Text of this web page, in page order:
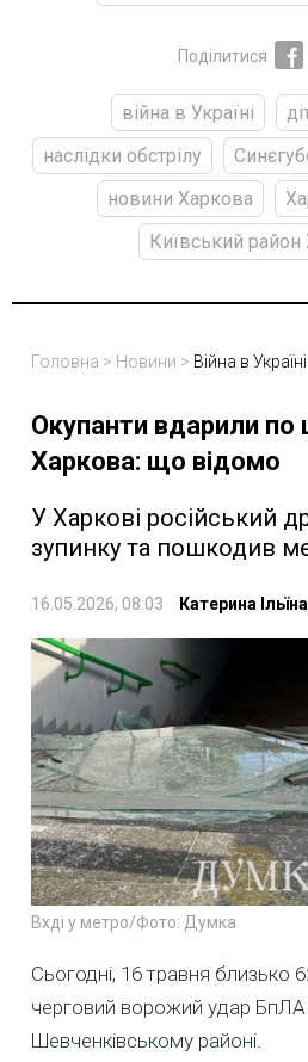
Поділитися
війна в Україні
наслідки обстрілу
новини Харкова
Київський район
Головна > Новини > Війна в Україні
Окупанти вдарили по
Харкова: що відомо
У Харкові російський
зупинку та пошкодив
16.05.2026, 08:03 Катерина Ільїна
Вхді у метро/Фото: Думка
Сьогодні, 16 травня близько
черговий ворожий удар БпЛА
Шевченківському районі.